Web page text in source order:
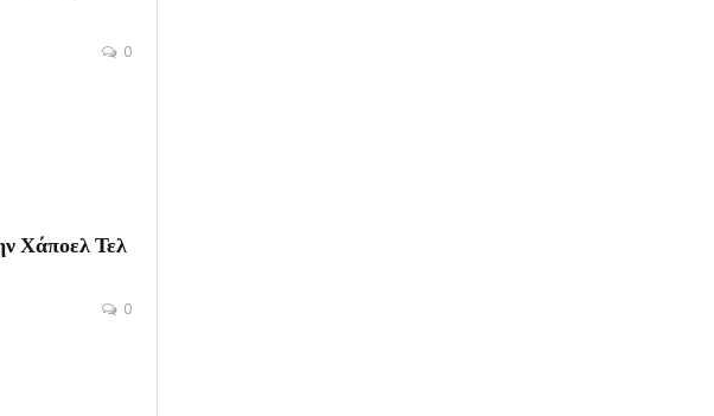
0
Χάποελ Τελ
0